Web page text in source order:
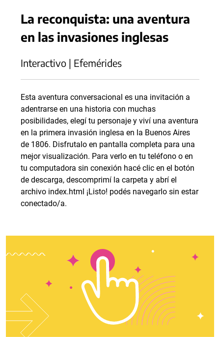
La reconquista: una aventura
en las invasiones inglesas
Interactivo | Efemérides
Esta aventura conversacional es una invitación a
adentrarse en una historia con muchas
posibilidades, elegí tu personaje y viví una aventura
en la primera invasión inglesa en la Buenos Aires
de 1806. Disfrutalo en pantalla completa para una
mejor visualización. Para verlo en tu teléfono o en
tu computadora sin conexión hacé clic en el botón
de descarga, descomprimí la carpeta y abrí el
archivo index.html ¡Listo! podés navegarlo sin estar
conectado/a.